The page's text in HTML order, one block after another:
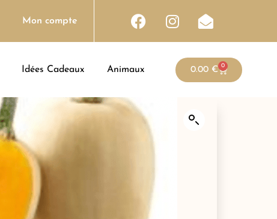
Mon compte
Idées Cadeaux Animaux 0.00 € 0